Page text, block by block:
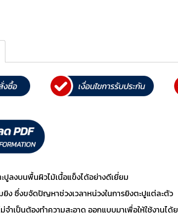
ปูลงบนพื้นผิวไม้เนื้อแข็งได้อย่างดีเยี่ยม
ง ซึ่งขจัดปัญหาช่วงเวลาหน่วงในการยิงตะปูแต่ละตัว
จำเป็นต้องทำความสะอาด ออกแบบมาเพื่อให้ใช้งาน